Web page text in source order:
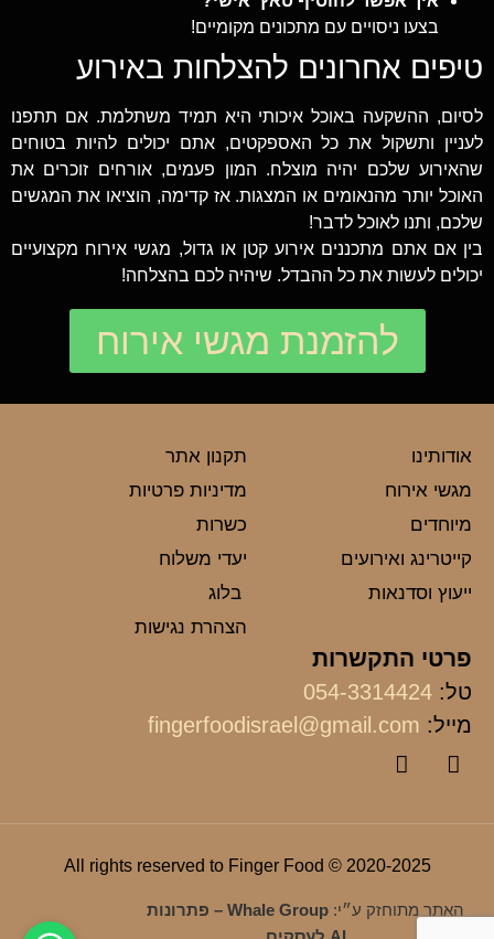
בצעו ניסויים עם מתכונים מקומיים!
טיפים אחרונים להצלחות באירוע
לסיום, ההשקעה באוכל איכותי היא תמיד משתלמת. אם תתפנו
לעניין ותשקול את כל האספקטים, אתם יכולים להיות בטוחים
שהאירוע שלכם יהיה מוצלח. המון פעמים, אורחים זוכרים את
האוכל יותר מהנאומים או המצגות. אז קדימה, הוציאו את המגשים
שלכם, ותנו לאוכל לדבר!
בין אם אתם מתכננים אירוע קטן או גדול, מגשי אירוח מקצועיים
יכולים לעשות את כל ההבדל. שיהיה לכם בהצלחה!
להזמנת מגשי אירוח
אודותינו
מגשי אירוח
מיוחדים
קייטרינג ואירועים
ייעוץ וסדנאות
תקנון אתר
מדיניות פרטיות
כשרות
יעדי משלוח
בלוג
הצהרת נגישות
פרטי התקשרות
טל: 054-3314424
מייל: fingerfoodisrael@gmail.com
2020-2025 © All rights reserved to Finger Food
האתר מתוחזק ע״י:
Whale Group – פתרונות